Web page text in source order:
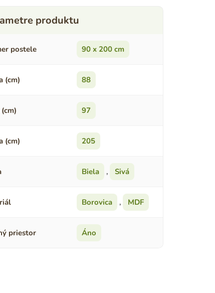
postele 90 x 200 cm
(cm) 88
97
(cm) 205
Biela , Sivá
Borovica , MDF
priestor Áno